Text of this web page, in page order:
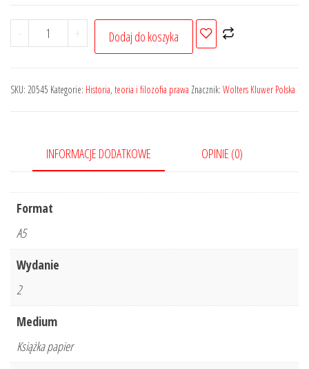
-
ilość
Metody
Logika
argumentacja
hermeneutyka
+ Dodaj do koszyka
SKU: 20545 Kategorie: Historia, teoria i filozofia prawa Znacznik: Wolters Kluwer Polska
INFORMACJE DODATKOWE OPINIE (0)
Format
A5
Wydanie
2
Medium
Książka papier